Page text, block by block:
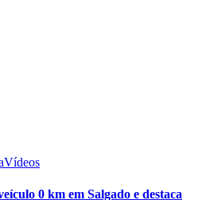
Vídeos
0 km em Salgado e destaca